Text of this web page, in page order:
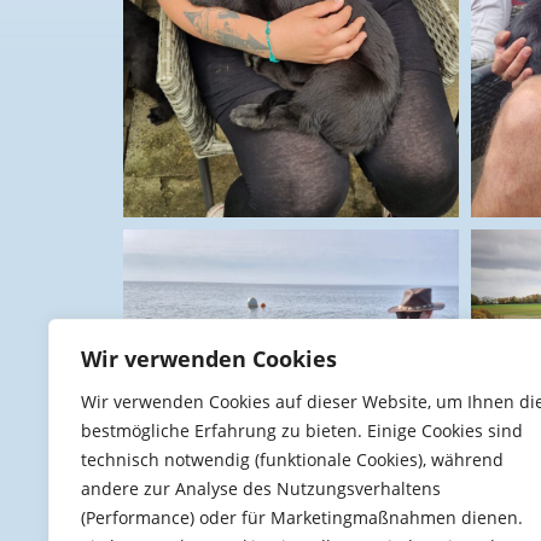
Wir verwenden Cookies
Wir verwenden Cookies auf dieser Website, um Ihnen
bestmögliche Erfahrung zu bieten. Einige Cookies sind
technisch notwendig (funktionale Cookies), während
andere zur Analyse des Nutzungsverhaltens
(Performance) oder für Marketingmaßnahmen dienen.